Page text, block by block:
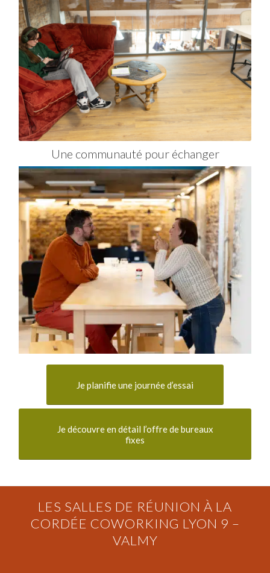
Une communauté pour échanger
Je planifie une journée d’essai
Je découvre en détail l’offre de bureaux
fixes
LES SALLES DE RÉUNION À LA
CORDÉE COWORKING LYON 9 –
VALMY